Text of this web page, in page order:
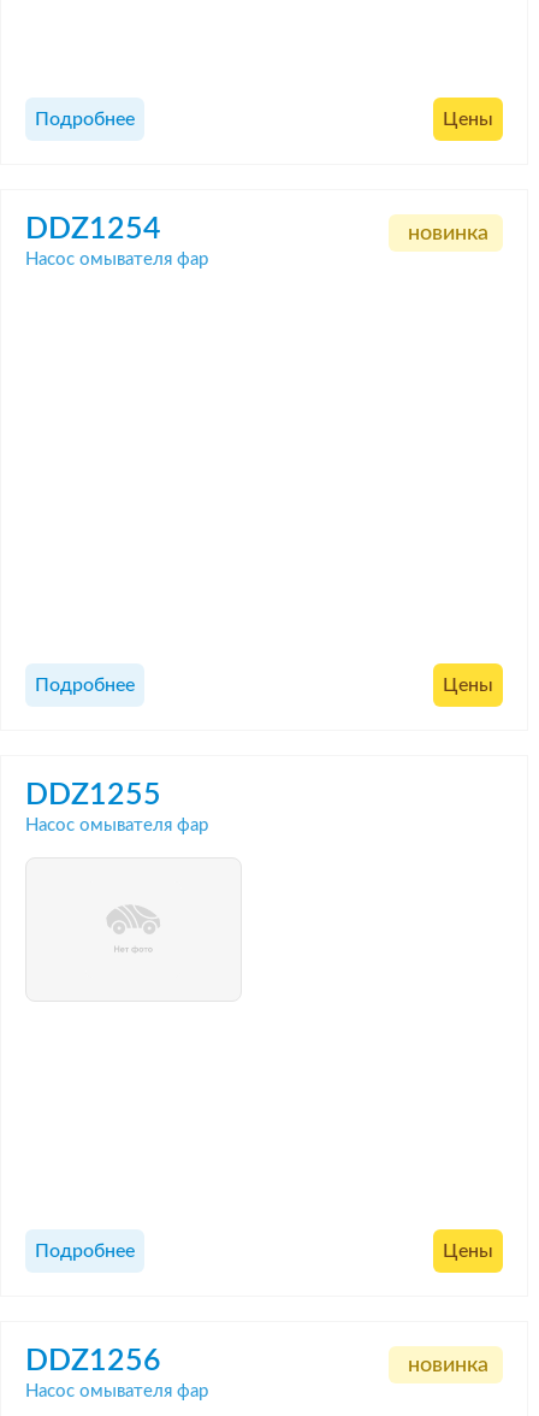
Подробнее Цены
DDZ1254
Насос омывателя фар
новинка
Подробнее Цены
DDZ1255
Насос омывателя фар
Подробнее Цены
DDZ1256
Насос омывателя фар
новинка